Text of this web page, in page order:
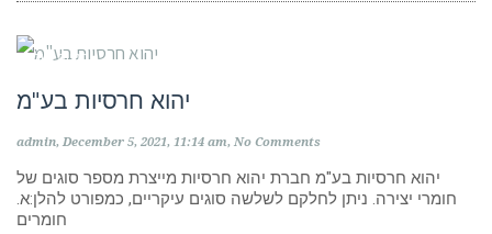
חנויות ציוד
יהוא חרסיות בע"מ
admin December 5, 2021 11:14 am No Comments
יהוא חרסיות בע"מ חברת יהוא חרסיות מייצרת מספר סוגים של
חומרי יצירה. ניתן לחלקם לשלשה סוגים עיקריים, כמפורט להלן:א.
חומרים